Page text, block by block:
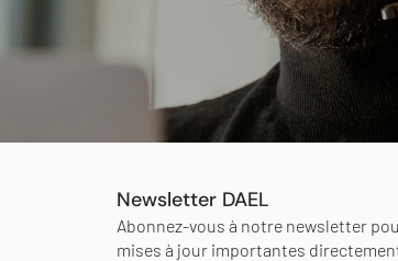
Newsletter DAEL
Abonnez-vous à notre newsletter
mises à jour importantes